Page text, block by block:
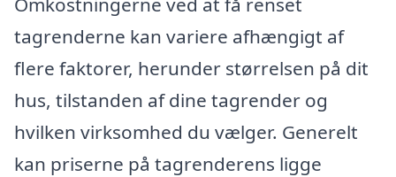
tagrenderne kan variere afhængigt af
flere faktorer, herunder størrelsen på dit
hus, tilstanden af dine tagrender og
hvilken virksomhed du vælger. Generelt
kan priserne på tagrenderens ligge